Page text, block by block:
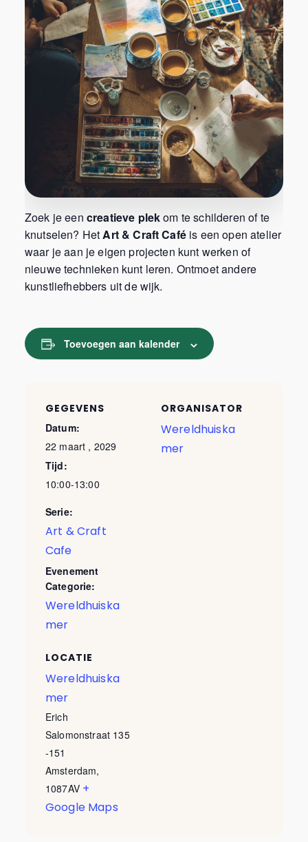
Zoek je een creatieve plekom te schilderen of te
knutselen? HetArt & Craft Caféis een open atelier
waar je aan je eigen projecten kunt werken of
nieuwe technieken kunt leren. Ontmoet andere
kunstliefhebbers uit de wijk.
Toevoegen aan kalender
GEGEVENS
Datum:
22 maart , 2029
Tijd:
10:00-13:00
Serie:
Art & Craft
Cafe
Evenement
Categorie:
Wereldhuiska
mer
LOCATIE
Wereldhuiska
mer
Erich
Salomonstraat 135
-151
Amsterdam,
1087AV +
Google Maps
ORGANISATOR
Wereldhuiska
mer